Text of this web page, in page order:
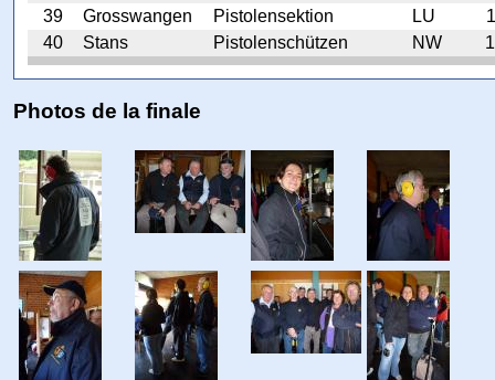
39
Grosswangen Pistolensektion LU
40
Stans Pistolenschützen NW
Photos de la finale